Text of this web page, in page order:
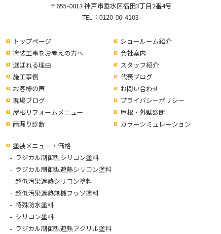
〒655-0013 神戸市垂水区福田3丁目2番4号
TEL： 0120-00-4103
トップページ
塗装工事をお考えの方へ
選ばれる理由
ショールーム紹介
会社案内
スタッフ紹介
施工事例
お客様の声
現場ブログ
代表ブログ
お問い合わせ
プライバシーポリシー
屋根リフォームメニュー
雨漏り診断
屋根・外壁診断
カラーシミュレーション
塗装メニュー・価格
ラジカル制御型シリコン塗料
ラジカル制御型遮熱シリコン塗料
超低汚染遮熱シリコン塗料
超低汚染遮熱無機フッソ塗料
特殊防水塗料
シリコン塗料
ラジカル制御型遮熱アクリル塗料